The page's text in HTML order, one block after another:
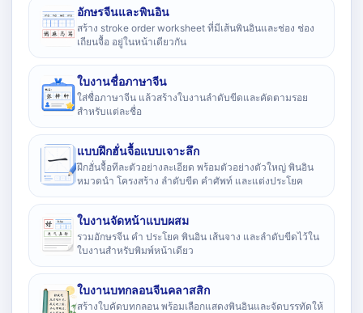
อักษรจีนและพินอิน
สร้าง stroke order worksheet ที่มีเส้นพินอินและช่อง ช่อง
เถียนจื้อ อยู่ในหน้าเดียวกัน
ใบงานชื่อภาษาจีน
ใส่ชื่อภาษาจีน แล้วสร้างใบงานลำดับขีดและคัดตามรอย
สำหรับแต่ละชื่อ
แบบฝึกฮั่นจื้อแบบเจาะลึก
ฝึกฮั่นจื้อทีละตัวอย่างละเอียด พร้อมตัวอย่างตัวใหญ่ พินอิน
หมวดนำ โครงสร้าง ลำดับขีด คำศัพท์ และแต่งประโยค
ใบงานจัดหน้าแบบผสม
รวมอักษรจีน คำ ประโยค พินอิน เส้นจาง และลำดับขีดไว้ใน
ใบงานสำหรับพิมพ์หน้าเดียว
ใบงานบทกลอนจีนคลาสสิก
สร้างใบคัดบทกลอน พร้อมเลือกแสดงพินอินและจัดบรรทัดให้